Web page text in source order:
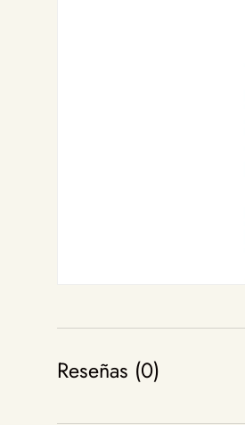
Reseñas (0)